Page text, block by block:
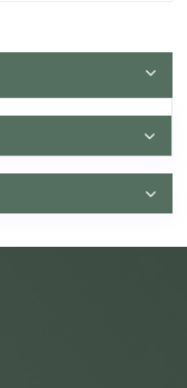
ရီပစ္စည်း၏ ဓာတု
လှောင်ထား
ေပြီး လျှပ်ကူး
ားနားချက် သို့မဟုတ်
သိုလှောင်
ယွန်းများသည်
ဝါစက်ပစ္စည်းများ
ေးသည့်ဘက်ထရီအား
ြစ် ထုတ်ပေးသည့်
မတူညီသော စွမ်းအင်